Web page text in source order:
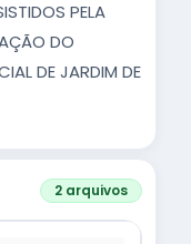
PELA
DO
DE JARDIM DE
2 arquivos